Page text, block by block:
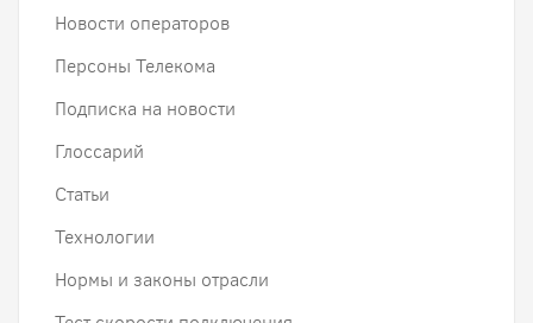
Новости операторов
Персоны Телекома
Подписка на новости
Глоссарий
Статьи
Технологии
Нормы и законы отрасли